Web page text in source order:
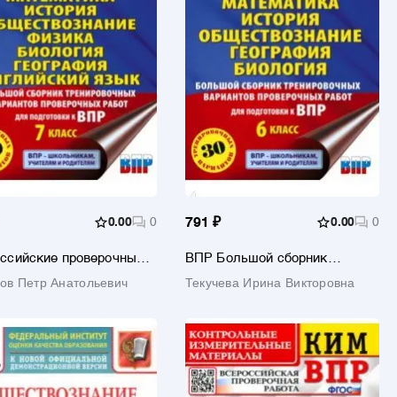
0.00 0
проверочные
Большой сборник
Петр Анатольевич
791 ₽ 0.00 0
ВПР Большой сборник
проверочных работ. 6 класс.
Текучева Ирина Викторовна